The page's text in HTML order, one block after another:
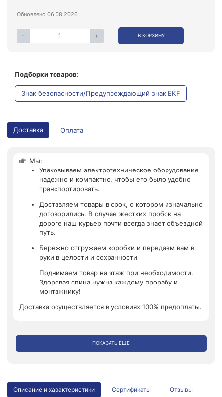
Обновлено 06.08.2026
- + В КОРЗИНУ
Подборки товаров:
Знак безопасности/Предупреждающий знак EKF
Доставка Оплата
Мы:
Упаковываем электротехническое оборудование
надежно и компактно, чтобы его было удобно
транспортировать.
Доставляем товары в срок, о котором изначально
договорились. В случае жестких пробок на
дороге наш курьер почти всегда знает объездной
путь.
Бережно отгружаем коробки и передаем вам в
руки в целости и сохранности
Поднимаем товар на этаж при необходимости.
Здоровая спина нужна каждому прорабу и
монтажнику!
Доставка осуществляется в условиях 100% предоплаты.
ПОКАЗАТЬ ЕЩЕ
Описание и характеристики Сертификаты Отзывы